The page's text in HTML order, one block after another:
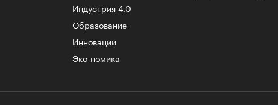
Индустрия 4.0
Образование
Инновации
Эко-номика